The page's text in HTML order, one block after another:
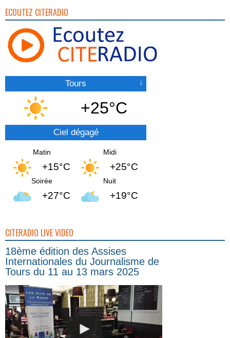
ECOUTEZ CITERADIO
Tours
+25°C
Ciel dégagé
Matin
+15°C
Midi
+25°C
Soirée
+27°C
Nuit
+19°C
CITERADIO LIVE VIDEO
18ème édition des Assises
Internationales du Journalisme de
Tours du 11 au 13 mars 2025